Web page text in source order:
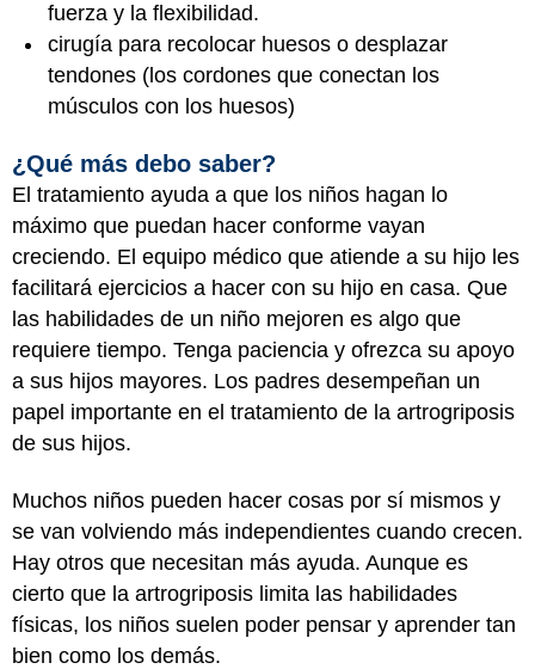
fuerza y la flexibilidad.
cirugía para recolocar huesos o desplazar
tendones (los cordones que conectan los
músculos con los huesos)
¿Qué más debo saber?
El tratamiento ayuda a que los niños hagan lo
máximo que puedan hacer conforme vayan
creciendo. El equipo médico que atiende a su hijo les
facilitará ejercicios a hacer con su hijo en casa. Que
las habilidades de un niño mejoren es algo que
requiere tiempo. Tenga paciencia y ofrezca su apoyo
a sus hijos mayores. Los padres desempeñan un
papel importante en el tratamiento de la artrogriposis
de sus hijos.
Muchos niños pueden hacer cosas por sí mismos y
se van volviendo más independientes cuando crecen.
Hay otros que necesitan más ayuda. Aunque es
cierto que la artrogriposis limita las habilidades
físicas, los niños suelen poder pensar y aprender tan
bien como los demás.